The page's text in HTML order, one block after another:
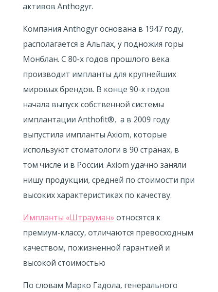
активов Anthogyr.
Компания Anthogyr основана в 1947 году,
располагается в Альпах, у подножия горы
Монблан. С 80-х годов прошлого века
производит импланты для крупнейших
мировых брендов. В конце 90-х годов
начала выпуск собственной системы
имплантации Anthofit®, а в 2009 году
выпустила импланты Axiom, которые
используют стоматологи в 90 странах, в
том числе и в России. Axiom удачно заняли
нишу продукции, средней по стоимости при
высоких характеристиках по качеству.
Импланты «Штрауман» относятся к
премиум-классу, отличаются превосходным
качеством, пожизненной гарантией и
высокой стоимостью
По словам Марко Гадола, генерального